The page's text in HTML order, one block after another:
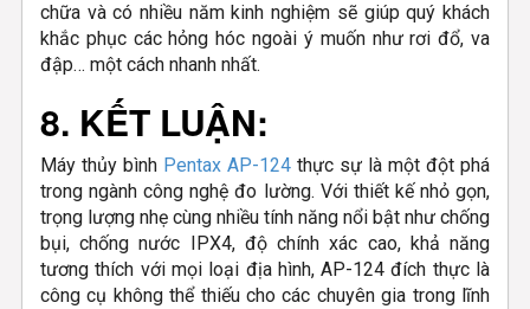
chữa và có nhiều năm kinh nghiệm sẽ giúp quý khách
khắc phục các hỏng hóc ngoài ý muốn như rơi đổ, va
đập… một cách nhanh nhất.
8. KẾT LUẬN:
Máy thủy bình Pentax AP-124 thực sự là một đột phá
trong ngành công nghệ đo lường. Với thiết kế nhỏ gọn,
trọng lượng nhẹ cùng nhiều tính năng nổi bật như chống
bụi, chống nước IPX4, độ chính xác cao, khả năng
tương thích với mọi loại địa hình, AP-124 đích thực là
công cụ không thể thiếu cho các chuyên gia trong lĩnh